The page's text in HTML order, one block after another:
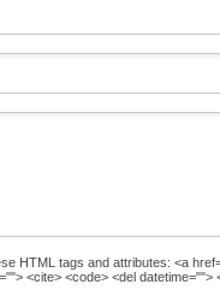
HTML tags and attributes: <a
<cite> <code> <del